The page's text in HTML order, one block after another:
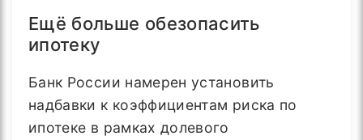
Ещё больше обезопасить
ипотеку
Банк России намерен установить
надбавки к коэффициентам риска по
ипотеке в рамках долевого